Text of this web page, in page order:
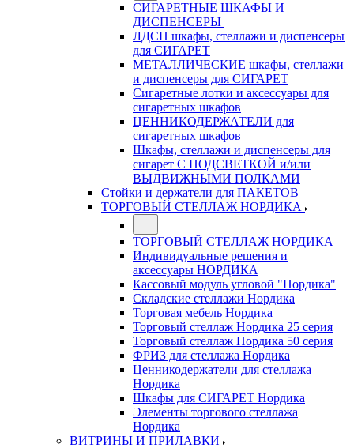
СИГАРЕТНЫЕ ШКАФЫ И
ДИСПЕНСЕРЫ
ЛДСП шкафы, стеллажи и диспенсеры
для СИГАРЕТ
МЕТАЛЛИЧЕСКИЕ шкафы, стеллажи
и диспенсеры для СИГАРЕТ
Сигаретные лотки и аксессуары для
сигаретных шкафов
ЦЕННИКОДЕРЖАТЕЛИ для
сигаретных шкафов
Шкафы, стеллажи и диспенсеры для
сигарет С ПОДСВЕТКОЙ и/или
ВЫДВИЖНЫМИ ПОЛКАМИ
Стойки и держатели для ПАКЕТОВ
ТОРГОВЫЙ СТЕЛЛАЖ НОРДИКА
ТОРГОВЫЙ СТЕЛЛАЖ НОРДИКА
Индивидуальные решения и
аксессуары НОРДИКА
Кассовый модуль угловой "Нордика"
Складские стеллажи Нордика
Торговая мебель Нордика
Торговый стеллаж Нордика 25 серия
Торговый стеллаж Нордика 50 серия
ФРИЗ для стеллажа Нордика
Ценникодержатели для стеллажа
Нордика
Шкафы для СИГАРЕТ Нордика
Элементы торгового стеллажа
Нордика
ВИТРИНЫ И ПРИЛАВКИ